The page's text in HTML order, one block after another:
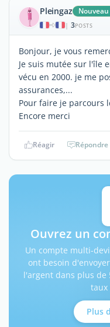
Pleingaz
| 3POSTS
Bonjour, je vous
Je suis mutée sur l'île
vécu en 2000. je me
assurances,...
Pour faire je parcours
Encore merci
Réagir Répondre
Ouvrez un
Un compte multi-
ont besoin
l'argent dans plus de
taux
Plus